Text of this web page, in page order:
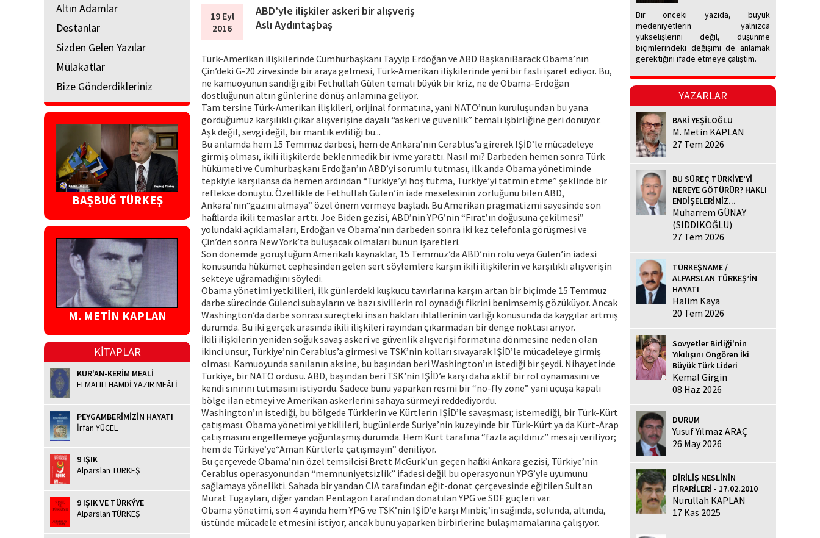
Altın Adamlar
Destanlar
Sizden Gelen Yazılar
Mülakatlar
Bize Gönderdikleriniz
BAŞBUĞ TÜRKEŞ
M. METİN KAPLAN
KİTAPLAR
KUR'AN-KERİM MEALİ
ELMALILI HAMDİ YAZIR MEÂLİ
PEYGAMBERİMİZİN HAYATI
İrfan YÜCEL
9 IŞIK
Alparslan TÜRKEŞ
9 IŞIK VE TÜRKÝYE
Alparslan TÜRKEŞ
19 Eyl
2016
ABD’yle ilişkiler askeri bir alışveriş
Aslı Aydıntaşbaş
Türk-Amerikan ilişkilerinde Cumhurbaşkanı Tayyip Erdoğan ve ABD BaşkanıBarack Obama’nın
Çin’deki G-20 zirvesinde bir araya gelmesi, Türk-Amerikan ilişkilerinde yeni bir faslı işaret ediyor. Bu,
ne kamuoyunun sandığı gibi Fethullah Gülen temalı büyük bir kriz, ne de Obama-Erdoğan
dostluğunun altın günlerine dönüş anlamına geliyor.
Tam tersine Türk-Amerikan ilişkileri, orijinal formatına, yani NATO’nun kuruluşundan bu yana
gördüğümüz karşılıklı çıkar alışverişine dayalı “askeri ve güvenlik” temalı işbirliğine geri dönüyor.
Aşk değil, sevgi değil, bir mantık evliliği bu...
Bu anlamda hem 15 Temmuz darbesi, hem de Ankara’nın Cerablus’a girerek IŞİD’le mücadeleye
girmiş olması, ikili ilişkilerde beklenmedik bir ivme yarattı. Nasıl mı? Darbeden hemen sonra Türk
hükümeti ve Cumhurbaşkanı Erdoğan’ın ABD’yi sorumlu tutması, ilk anda Obama yönetiminde
tepkiyle karşılansa da hemen ardından “Türkiye’yi hoş tutma, Türkiye’yi tatmin etme” şeklinde bir
reflekse dönüştü. Özellikle de Fethullah Gülen’in iade meselesinin zorluğunu bilen ABD,
Ankara’nın“gazını almaya” özel önem vermeye başladı. Bu Amerikan pragmatizmi sayesinde son
haftalarda ikili temaslar arttı. Joe Biden gezisi, ABD’nin YPG’nin “Fırat’ın doğusuna çekilmesi”
yolundaki açıklamaları, Erdoğan ve Obama’nın darbeden sonra iki kez telefonla görüşmesi ve
Çin’den sonra New York’ta buluşacak olmaları bunun işaretleri.
Son dönemde görüştüğüm Amerikalı kaynaklar, 15 Temmuz’da ABD’nin rolü veya Gülen’in iadesi
konusunda hükümet cephesinden gelen sert söylemlere karşın ikili ilişkilerin ve karşılıklı alışverişin
sekteye uğramadığını söyledi.
Obama yönetimi yetkilileri, ilk günlerdeki kuşkucu tavırlarına karşın artan bir biçimde 15 Temmuz
darbe sürecinde Gülenci subayların ve bazı sivillerin rol oynadığı fikrini benimsemiş gözüküyor. Ancak
Washington’da darbe sonrası süreçteki insan hakları ihlallerinin varlığı konusunda da kaygılar artmış
durumda. Bu iki gerçek arasında ikili ilişkileri rayından çıkarmadan bir denge noktası arıyor.
İkili ilişkilerin yeniden soğuk savaş askeri ve güvenlik alışverişi formatına dönmesine neden olan
ikinci unsur, Türkiye’nin Cerablus’a girmesi ve TSK’nin kolları sıvayarak IŞİD’le mücadeleye girmiş
olması. Kamuoyunda sanılanın aksine, bu başından beri Washington’ın istediği bir şeydi. Nihayetinde
Türkiye, bir NATO ordusu. ABD, başından beri TSK’nin IŞİD’e karşı daha aktif bir rol oynamasını ve
kendi sınırını tutmasını istiyordu. Sadece bunu yaparken resmi bir “no-fly zone” yani uçuşa kapalı
bölge ilan etmeyi ve Amerikan askerlerini sahaya sürmeyi reddediyordu.
Washington’ın istediği, bu bölgede Türklerin ve Kürtlerin IŞİD’le savaşması; istemediği, bir Türk-Kürt
çatışması. Obama yönetimi yetkilileri, bugünlerde Suriye’nin kuzeyinde bir Türk-Kürt ya da Kürt-Arap
çatışmasını engellemeye yoğunlaşmış durumda. Hem Kürt tarafına “fazla açıldınız” mesajı veriliyor;
hem de Türkiye’ye“Aman Kürtlerle çatışmayın” deniliyor.
Bu çerçevede Obama’nın özel temsilcisi Brett McGurk’un geçen haftaki Ankara gezisi, Türkiye’nin
Cerablus operasyonundan “memnuniyetsizlik” ifadesi değil bu operasyonun YPG’yle uyumunu
sağlamaya yönelikti. Sahada bir yandan CIA tarafından eğit-donat çerçevesinde eğitilen Sultan
Murat Tugayları, diğer yandan Pentagon tarafından donatılan YPG ve SDF güçleri var.
Obama yönetimi, son 4 ayında hem YPG ve TSK’nin IŞİD’e karşı Mınbiç’in sağında, solunda, altında,
üstünde mücadele etmesini istiyor, ancak bunu yaparken birbirlerine bulaşmamalarına çalışıyor.
Bir önceki yazıda, büyük
medeniyetlerin yalnızca
yükselişlerini değil, düşünme
biçimlerindeki değişimi de anlamak
gerektiğini ifade etmeye çalıştım.
YAZARLAR
BAKİ YEŞİLOĞLU
M. Metin KAPLAN
27 Tem 2026
BU SÜREÇ TÜRKİYE’Yİ
NEREYE GÖTÜRÜR? HAKLI
ENDİŞELERİMİZ...
Muharrem GÜNAY
(SIDDIKOĞLU)
27 Tem 2026
TÜRKEŞNAME /
ALPARSLAN TÜRKEŞ’İN
HAYATI
Halim Kaya
20 Tem 2026
Sovyetler Birliği'nin
Yıkılışını Öngören İki
Büyük Türk Lideri
Kemal Girgin
08 Haz 2026
DURUM
Yusuf Yılmaz ARAÇ
26 May 2026
DİRİLİŞ NESLİNİN
FİRARÎLERİ - 17.02.2010
Nurullah KAPLAN
17 Kas 2025